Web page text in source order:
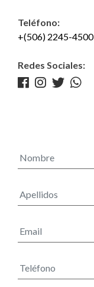
Teléfono:
+(506) 2245-4500
Redes Sociales: